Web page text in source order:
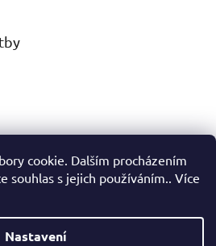
cookie. Dalším procházením
souhlas s jejich používáním.. Více
Nastavení